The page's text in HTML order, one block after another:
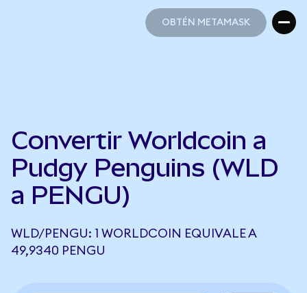
OBTÉN METAMASK
Convertir Worldcoin a
Pudgy Penguins (WLD
a PENGU)
WLD/PENGU: 1 WORLDCOIN EQUIVALE A
49,9340 PENGU